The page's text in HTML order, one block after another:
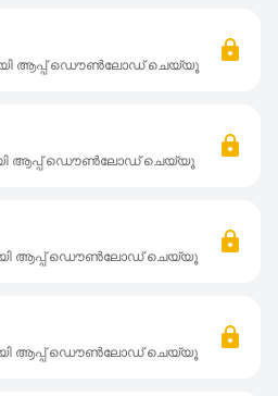
ആപ്പ് ഡൌൺലോഡ് ചെയ്യൂ
ആപ്പ് ഡൌൺലോഡ് ചെയ്യൂ
ആപ്പ് ഡൌൺലോഡ് ചെയ്യൂ
ആപ്പ് ഡൌൺലോഡ് ചെയ്യൂ